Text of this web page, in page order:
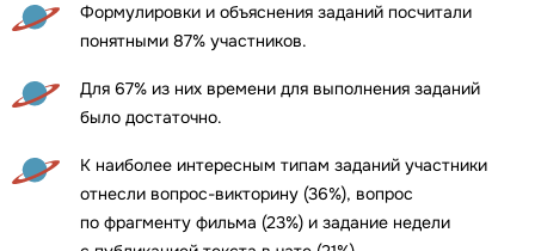
Формулировки и объяснения заданий посчитали
понятными 87% участников.
Для 67% из них времени для выполнения заданий
было достаточно.
К наиболее интересным типам заданий участники
отнесли вопрос-викторину (36%), вопрос
по фрагменту фильма (23%) и задание недели